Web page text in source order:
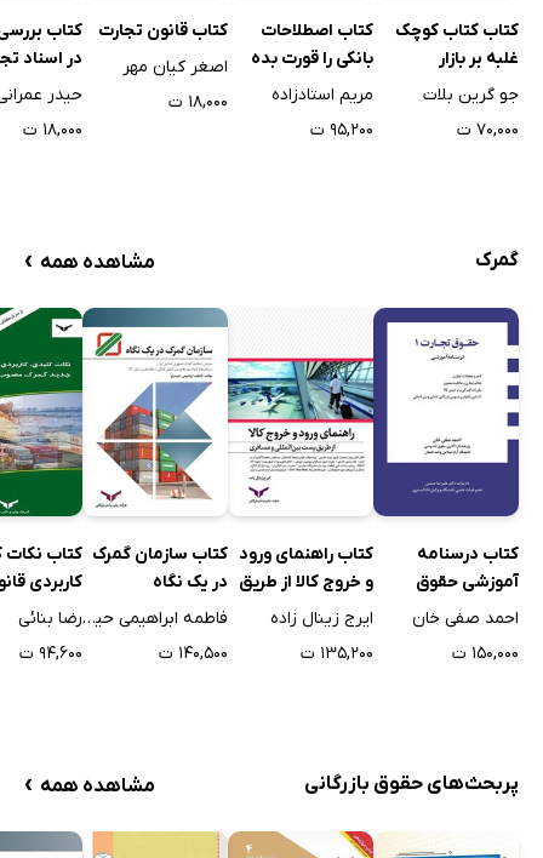
کتاب کتاب کوچک
غلبه بر بازار
جو گرین بلات
۷۰,۰۰۰ ت
کتاب اصطلاحات
بانکی را قورت بده
مریم استادزاده
۹۵,۲۰۰ ت
کتاب ﻗﺎﻧﻮن ﺗﺠﺎرت
اصغر کیان مهر
۱۸,۰۰۰ ت
کتاب
در اسناد
حیدر
۱۸,۰۰۰ ت
گمرک مشاهده همه ›
کتاب درسنامه
آموزشی حقوق
تجارت 1
احمد صفی خان
۱۵۰,۰۰۰ ت
کتاب راهنمای ورود
و خروج کالا از طریق
همراه مسافر و
ایرج زینال زاده
۱۳۵,۲۰۰ ت
کتاب سازمان گمرک
در یک نگاه
فاطمه ابراهیمی حیدرلو
۱۴۰,۵۰۰ ت
کتاب نکات
کاربردی
گمرک مصوب
رضا بنائی
۹۴,۶۰۰ ت
پربحث‌های حقوق بازرگانی مشاهده همه ›